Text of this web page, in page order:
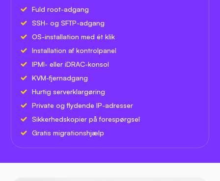
Fuld root-adgang
SSH- og SFTP-adgang
OS-installation med ét klik
Installation af kontrolpanel
IPMI- eller iDRAC-konsol
KVM-fjernadgang
Hurtig serverklargøring
Private og flydende IP-adresser
Sikkerhedskopier på forespørgsel
Gratis migrationshjælp